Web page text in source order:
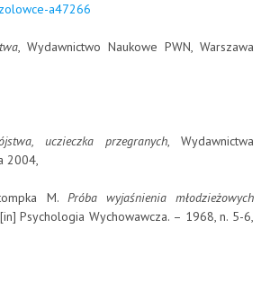
a47266
, Wydawnictwo Naukowe PWN, Warszawa
uczieczka przegranych, Wydawnictwa
2004,
M. Próba wyjaśnienia młodzieżowych
Psychologia Wychowawcza. – 1968, n. 5-6,